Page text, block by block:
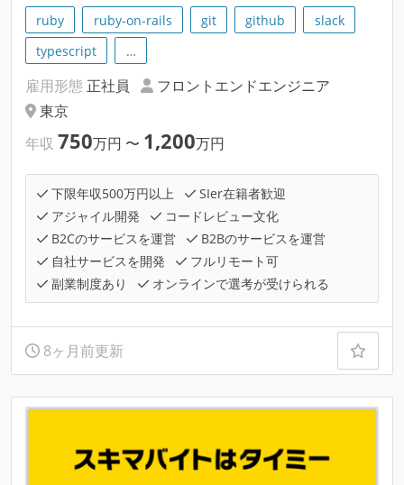
ruby ruby-on-rails git github
slack
typescript
…
雇用形態 正社員
フロントエンドエンジニア
東京
年収 750万円 〜 1,200万円
下限年収500万円以上
SIer在籍者歓迎
アジャイル開発
コードレビュー文化
B2Cのサービスを運営
B2Bのサービスを運営
自社サービスを開発
フルリモート可
副業制度あり
オンラインで選考が受けられる
8ヶ月前更新